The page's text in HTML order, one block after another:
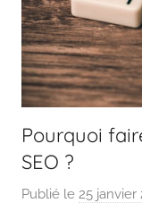
Pourquoi
SEO ?
Publié le 25 janvier